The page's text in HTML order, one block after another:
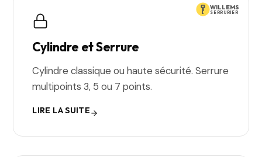
WILLEMS
SERRURIER
Cylindre et Serrure
Cylindre classique ou haute sécurité. Serrure
multipoints 3, 5 ou 7 points.
LIRE LA SUITE